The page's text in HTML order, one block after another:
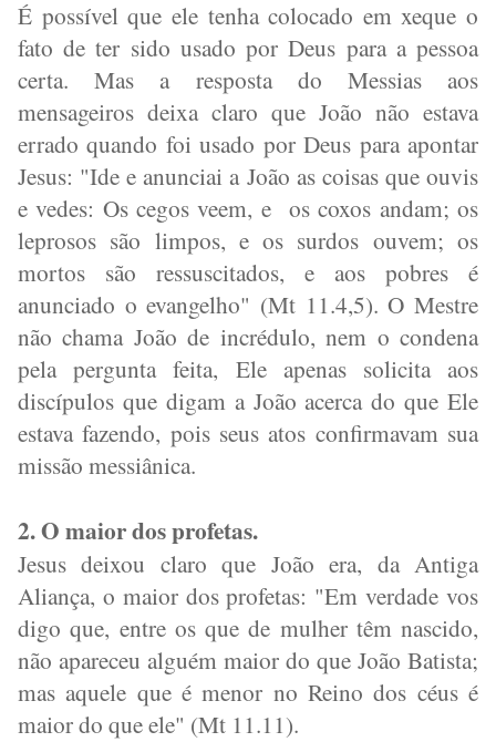
É possível que ele tenha colocado em xeque o
fato de ter sido usado por Deus para a pessoa
certa. Mas a resposta do Messias aos
mensageiros deixa claro que João não estava
errado quando foi usado por Deus para apontar
Jesus: "Ide e anunciai a João as coisas que ouvis
e vedes: Os cegos veem, e os coxos andam; os
leprosos são limpos, e os surdos ouvem; os
mortos são ressuscitados, e aos pobres é
anunciado o evangelho" (Mt 11.4,5). O Mestre
não chama João de incrédulo, nem o condena
pela pergunta feita, Ele apenas solicita aos
discípulos que digam a João acerca do que Ele
estava fazendo, pois seus atos confirmavam sua
missão messiânica.
2. O maior dos profetas.
Jesus deixou claro que João era, da Antiga
Aliança, o maior dos profetas: "Em verdade vos
digo que, entre os que de mulher têm nascido,
não apareceu alguém maior do que João Batista;
mas aquele que é menor no Reino dos céus é
maior do que ele" (Mt 11.11).